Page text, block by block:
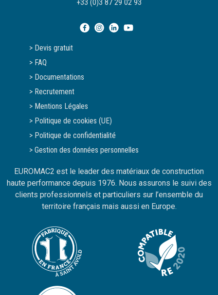
+33 (0)3 87 29 02 93
> Devis gratuit
> FAQ
> Documentations
> Recrutement
> Mentions Légales
> Politique de cookies (UE)
> Politique de confidentialité
> Gestion des données personnelles
EUROMAC2 est le leader des matériaux de construction
haute performance depuis 1976. Nous assurons le suivi des
clients professionnels et particuliers sur l’ensemble du
territoire français mais aussi en Europe.